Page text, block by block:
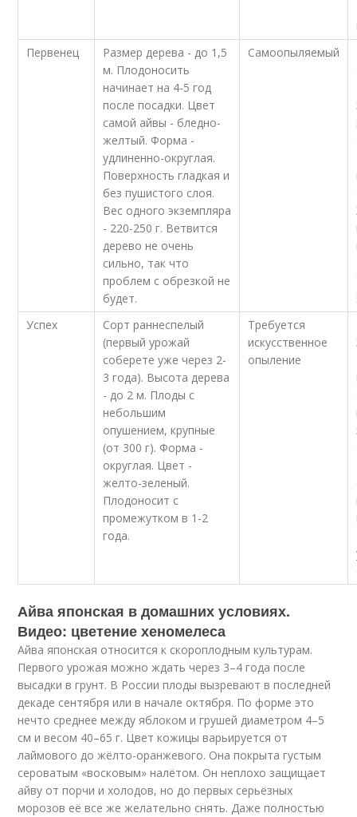
Первенец
Размер дерева - до 1,5
м. Плодоносить
начинает на 4-5 год
после посадки. Цвет
самой айвы - бледно-
желтый. Форма -
удлиненно-округлая.
Поверхность гладкая и
без пушистого слоя.
Вес одного экземпляра
- 220-250 г. Ветвится
дерево не очень
сильно, так что
проблем с обрезкой не
будет.
Самоопыляемый
Успех
Сорт раннеспелый
(первый урожай
соберете уже через 2-
3 года). Высота дерева
- до 2 м. Плоды с
небольшим
опушением, крупные
(от 300 г). Форма -
округлая. Цвет -
желто-зеленый.
Плодоносит с
промежутком в 1-2
года.
Требуется
искусственное
опыление
Айва японская в домашних условиях.
Видео: цветение хеномелеса
Айва японская относится к скороплодным культурам.
Первого урожая можно ждать через 3–4 года после
высадки в грунт. В России плоды вызревают в последней
декаде сентября или в начале октября. По форме это
нечто среднее между яблоком и грушей диаметром 4–5
см и весом 40–65 г. Цвет кожицы варьируется от
лаймового до жёлто-оранжевого. Она покрыта густым
сероватым «восковым» налётом. Он неплохо защищает
айву от порчи и холодов, но до первых серьёзных
морозов её все же желательно снять. Даже полностью